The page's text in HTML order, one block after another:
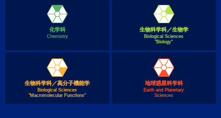
化学科
Chemistry
生物科学科／生物学
Biological Sciences
"Biology"
生物科学科／高分子機能学
Biological Sciences
"Macromolecular Functions"
地球惑星科学科
Earth and Planetary
Sciences